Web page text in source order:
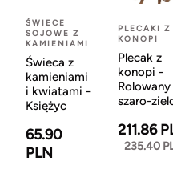
ŚWIECE
SOJOWE Z
KAMIENIAMI
Świeca z
kamieniami
i kwiatami -
Księżyc
65.90
PLN
PLECAKI Z
KONOPI
Plecak z
konopi -
Rolowany
szaro-
211.86
235.40